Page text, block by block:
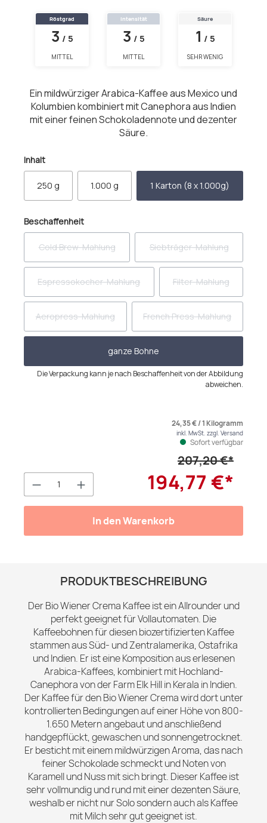
Röstgrad
3 / 5
MITTEL
Intensität
3 / 5
MITTEL
Säure
1 / 5
SEHR WENIG
Ein mildwürziger Arabica-Kaffee aus Mexico und
Kolumbien kombiniert mit Canephora aus Indien
mit einer feinen Schokoladennote und dezenter
Säure.
Inhaltauswählen
250 g 1.000 g 1 Karton (8 x 1.000g)
Beschaffenheitauswählen
Cold Brew-Mahlung
(Diese Option ist zurzeit nicht verfügbar.)
Siebträger-Mahlung
(Diese Option ist zurzeit
Espressokocher-Mahlung
(Diese Option ist zurzeit nicht verfügbar.)
Filter-Mahlung
(Diese Option ist
Aeropress-Mahlung
(Diese Option ist zurzeit nicht verfügbar.)
French Press-Mahlung
(Diese Option ist zurzeit
ganze Bohne
Die Verpackung kann je nach Beschaffenheit von der Abbildung
abweichen.
Produkt Anzahl: Gib den
207,20 €*
194,77 €*
24,35 € / 1 Kilogramm
inkl. MwSt. zzgl. Versand
Sofort verfügbar
In den Warenkorb
PRODUKTBESCHREIBUNG
Der Bio Wiener Crema Kaffee ist ein Allrounder und
perfekt geeignet für Vollautomaten. Die
Kaffeebohnen für diesen biozertifizierten Kaffee
stammen aus Süd- und Zentralamerika, Ostafrika
und Indien. Er ist eine Komposition aus erlesenen
Arabica-Kaffees, kombiniert mit Hochland-
Canephora von der Farm Elk Hill in Kerala in Indien.
Der Kaffee für den Bio Wiener Crema wird dort unter
kontrollierten Bedingungen auf einer Höhe von 800-
1.650 Metern angebaut und anschließend
handgepflückt, gewaschen und sonnengetrocknet.
Er besticht mit einem mildwürzigen Aroma, das nach
feiner Schokolade schmeckt und Noten von
Karamell und Nuss mit sich bringt. Dieser Kaffee ist
sehr vollmundig und rund mit einer dezenten Säure,
weshalb er nicht nur Solo sondern auch als Kaffee
mit Milch sehr gut geeignet ist.